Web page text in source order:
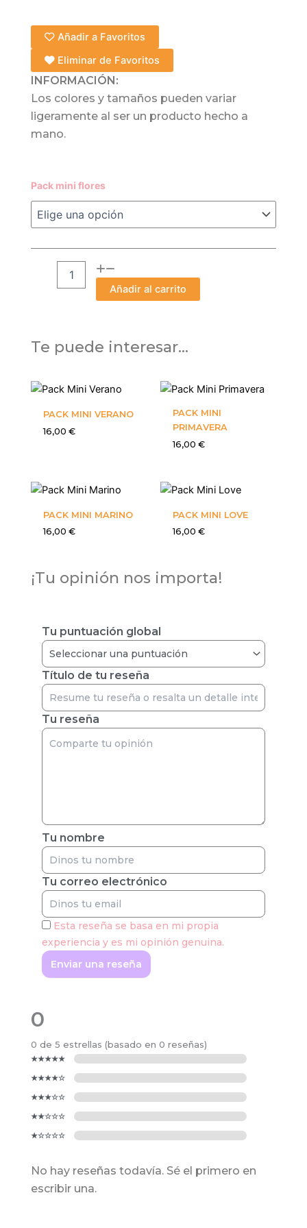
Añadir a Favoritos
Eliminar de Favoritos
INFORMACIÓN:
Los colores y tamaños pueden variar
ligeramente al ser un producto hecho a
mano.
Pack mini flores
Pack
Flores
cantidad
Añadir al carrito
Te puede interesar...
PACK MINI VERANO
16,00 €
PACK MINI
PRIMAVERA
16,00 €
PACK MINI MARINO
16,00 €
PACK MINI LOVE
16,00 €
¡Tu opinión nos importa!
Tu puntuación global
Título de tu reseña
Tu reseña
Tu nombre
Tu correo electrónico
Esta reseña se basa en mi propia
experiencia y es mi opinión genuina.
Enviar una reseña
0
0 de 5 estrellas (basado en 0 reseñas)
No hay reseñas todavía. Sé el primero en
escribir una.